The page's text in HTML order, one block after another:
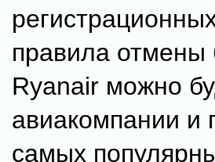
правила отмены
Ryanair можно
авиакомпании и
самых